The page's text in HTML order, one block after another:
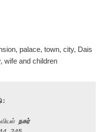
palace, town, city, Dais
wife and children
நகர்